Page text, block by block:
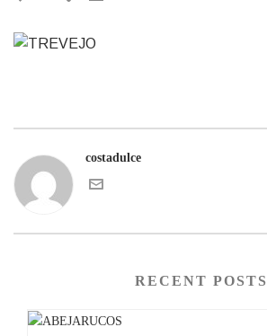
costadulce
RECENT POSTS